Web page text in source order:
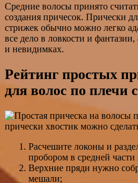
Средние волосы принято
создания причесок. Прически
стрижек обычно можно легко
все дело в ловкости и
и невидимках.
Рейтинг простых
для волос по плечи
прически хвостик можно
Расчешите локоны и
пробором в средней части
Верхние пряди нужно
мешали;